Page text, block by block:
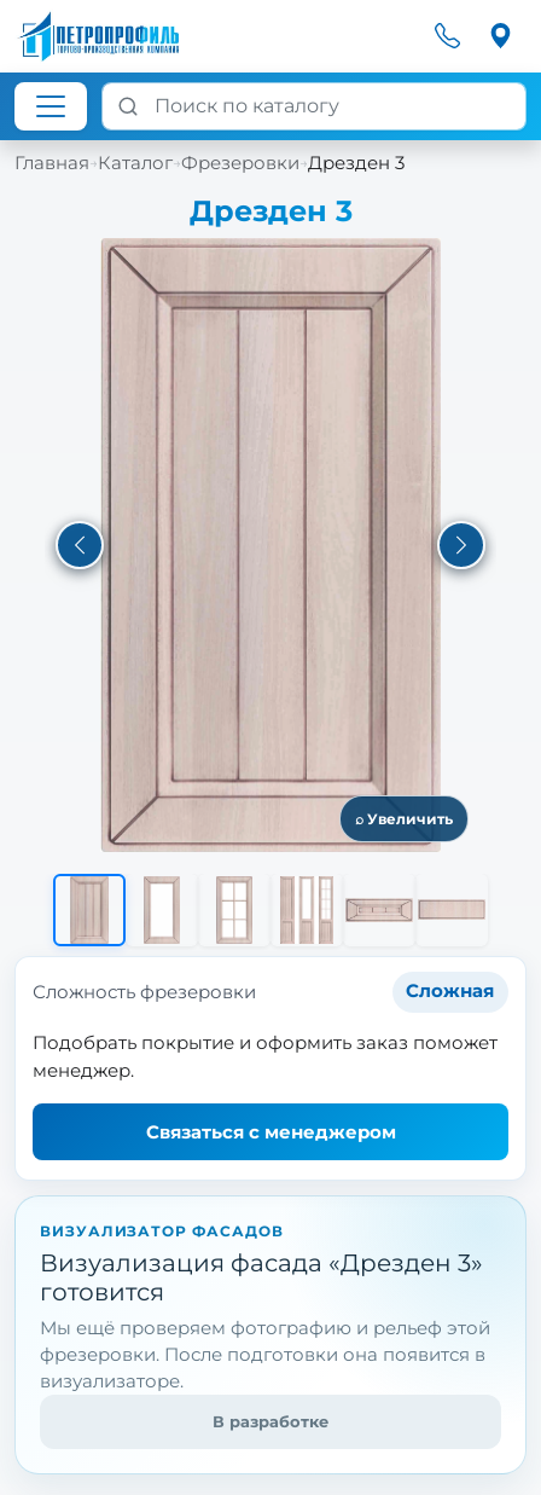
Главная→Каталог→Фрезеровки→Дрезден 3
Дрезден 3
⌕ Увеличить
Previous Next
Сложность фрезеровки Сложная
Подобрать покрытие и оформить заказ поможет
менеджер.
Связаться с менеджером
ВИЗУАЛИЗАТОР ФАСАДОВ
Визуализация фасада «Дрезден 3»
готовится
Мы ещё проверяем фотографию и рельеф этой
фрезеровки. После подготовки она появится в
визуализаторе.
В разработке